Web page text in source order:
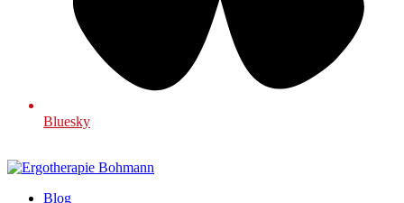
Bluesky
Blog